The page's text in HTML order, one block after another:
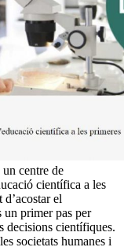
centre de
científica a les
el
un primer pas per
decisions científiques.
societats humanes i